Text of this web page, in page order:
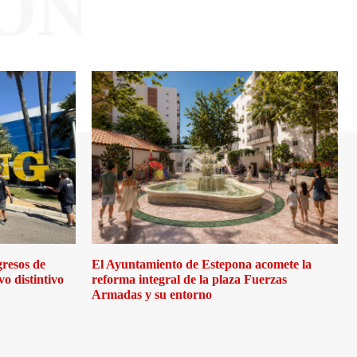
de
distintivo
El Ayuntamiento de Estepona acomete la
reforma integral de la plaza Fuerzas
Armadas y su entorno